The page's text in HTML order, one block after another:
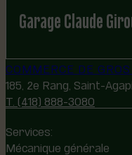
Garage Claude
COMMERCE DE
185, 2e Rang, Saint-
T. (418) 888-3080
Services:
Mécanique générale